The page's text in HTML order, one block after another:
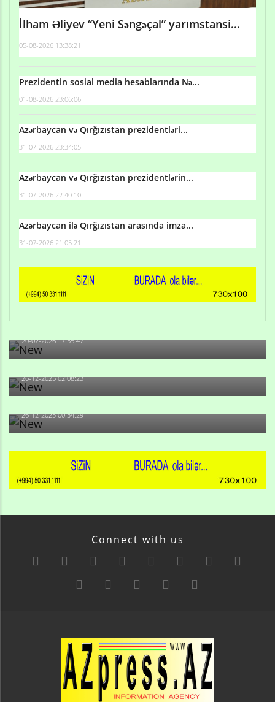
İlham Əliyev “Yeni Səngəçal” yarımstansi...
05-08-2026 13:38:21
Prezidentin sosial media hesablarında Nə...
01-08-2026 23:06:06
Azərbaycan və Qırğızıstan prezidentləri...
31-07-2026 23:34:05
Azərbaycan və Qırğızıstan prezidentlərin...
31-07-2026 22:40:10
Azərbaycan ilə Qırğızıstan arasında imza...
31-07-2026 21:05:21
Qulu Məhərrəmli: Sosial şəbəkələrdə söyüş niyə artıb?
20-02-2026 17:55:47
Məni bura NAZİR GÖNDƏRİB - 1937-ci ildən fəaliyyətdə
olan və...
26-12-2025 02:08:23
-Ay qız, sən məhkəməni udmayacaqsan... Sən bilirsən
də, məni...
26-12-2025 00:54:29
Connect with us